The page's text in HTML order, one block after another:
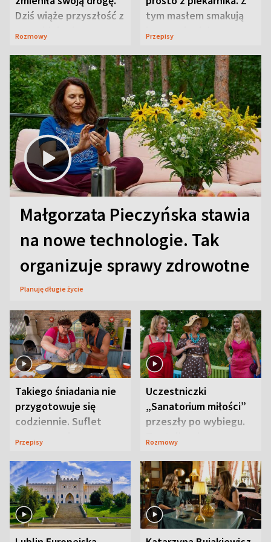
Dziś wiąże przyszłość z
neurobiologią
Rozmowy
tym masłem smakują
jeszcze lepiej
Przepisy
Małgorzata Pieczyńska stawia
na nowe technologie. Tak
organizuje sprawy zdrowotne
Planuję długie życie
Takiego śniadania nie
przygotowuje się
codziennie. Suflet
serowy zachwyca
Przepisy
Uczestniczki
„Sanatorium miłości”
przeszły po wybiegu.
Te stylizacje
Rozmowy